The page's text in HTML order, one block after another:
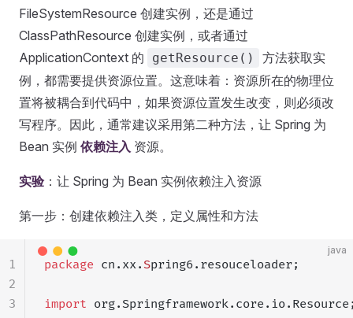
FileSystemResource 创建实例，还是通过
ClassPathResource 创建实例，或者通过
ApplicationContext 的
getResource()
方法获取实
例，都需要提供资源位置。这意味着：资源所在的物理位
置将被耦合到代码中，如果资源位置发生改变，则必须改
写程序。因此，通常建议采用第二种方法，让 Spring 为
Bean 实例 依赖注入 资源。
实验 ：让 Spring 为 Bean 实例依赖注入资源
第一步：创建依赖注入类，定义属性和方法
java
package cn.xx. Spring6.resouceloader;
import
1
2
3